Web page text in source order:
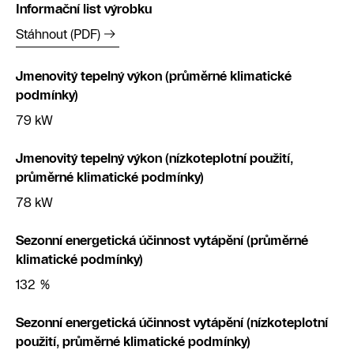
Informační list výrobku
Stáhnout (PDF)
Jmenovitý tepelný výkon (průměrné klimatické
podmínky)
79 kW
Jmenovitý tepelný výkon (nízkoteplotní použití,
průměrné klimatické podmínky)
78 kW
Sezonní energetická účinnost vytápění (průměrné
klimatické podmínky)
132 %
Sezonní energetická účinnost vytápění (nízkoteplotní
použití, průměrné klimatické podmínky)